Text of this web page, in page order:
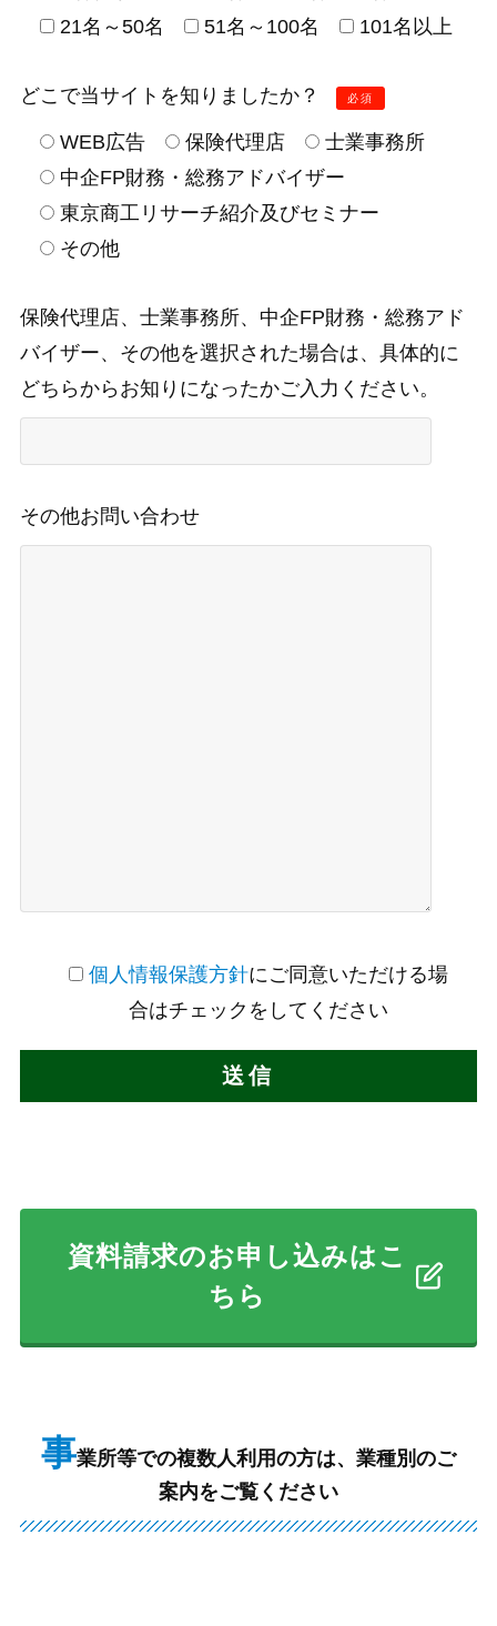
21名～50名
51名～100名 101名以上
どこで当サイトを知りましたか？ 必須
WEB広告 保険代理店
士業事務所
中企FP財務・総務アドバイザー
東京商工リサーチ紹介及びセミナー
その他
保険代理店、士業事務所、中企FP財務・総務アド
バイザー、その他を選択された場合は、具体的に
どちらからお知りになったかご入力ください。
その他お問い合わせ
個人情報保護方針にご同意いただける場
合はチェックをしてください
資料請求のお申し込みはこ
ちら
事業所等での複数人利用の方は、業種別のご
案内をご覧ください